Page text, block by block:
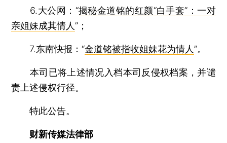
6.大公网：“揭秘金道铭的红颜“白手套”：一对
亲姐妹成其情人”；
7.东南快报：“金道铭被指收姐妹花为情人”。
本司已将上述情况入档本司反侵权档案，并谴
责上述侵权行径。
特此公告。
财新传媒法律部